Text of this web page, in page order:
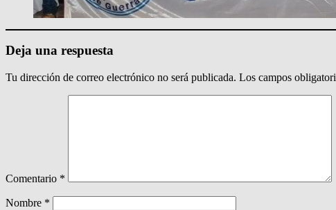
Deja una respuesta
Tu dirección de correo electrónico no será publicada. Los campos
Comentario *
Nombre *